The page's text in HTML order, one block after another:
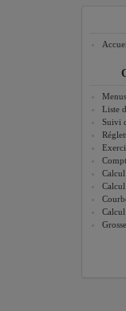
Liste
Suivi